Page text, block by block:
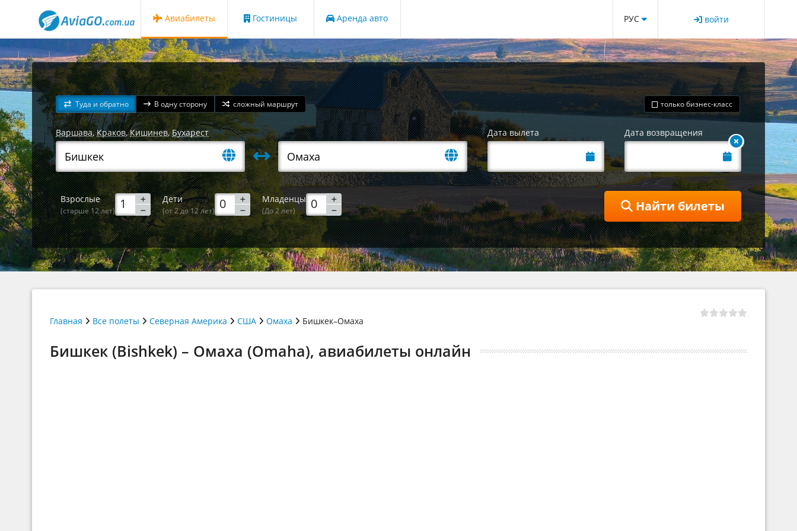
Авиабилеты Гостиницы Аренда авто РУС войти
Туда и обратно В одну сторону сложный маршрут только бизнес-класс
Варшава,Краков,Кишинев,Бухарест Дата вылета Дата возвращения
Взрослые
(старше 12 лет)
Дети
(от 2 до 12 лет)
Младенцы
(До 2 лет) Найти билеты
Главная Все полеты Северная Америка США Омаха Бишкек–Омаха
Бишкек (Bishkek) – Омаха (Omaha), авиабилеты онлайн